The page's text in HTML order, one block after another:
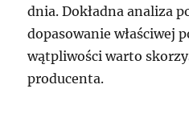
dnia. Dokładna analiza
dopasowanie właściwej
wątpliwości warto
producenta.